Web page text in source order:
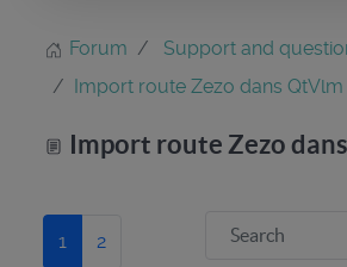
Forum Support and
Import route Zezo dans QtVlm
Import route Zezo
1 2